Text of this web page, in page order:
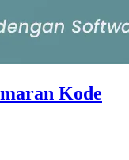
Kode